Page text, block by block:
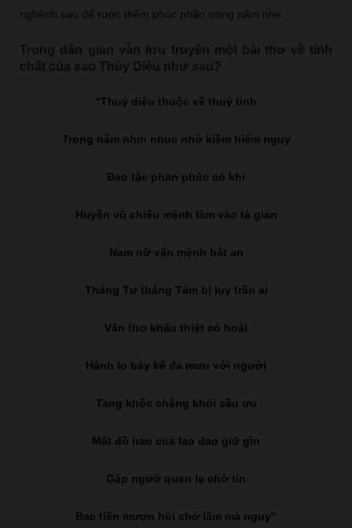
nghênh sao để rước thêm phúc phần trong năm nhé.
Trong dân gian vẫn lưu truyền một bài thơ về tính
chất của sao Thủy Diệu như sau?
“Thuỷ diệu thuộc về thuỷ tinh
Trong năm nhịn nhục nhớ kiềm hiểm nguy
Đạo tặc phản phúc có khi
Huyền vũ chiếu mệnh lâm vào tà gian
Nam nữ vận mệnh bất an
Tháng Tư tháng Tám bị lụy trần ai
Văn thơ khẩu thiệt có hoài
Hành lo bày kế đa mưu với người
Tang khốc chẳng khỏi sầu ưu
Mất đồ hao của lao đao giữ gìn
Gặp ngườ quen lạ chớ tin
Bạc tiền mượn hỏi chớ lầm mà nguy"